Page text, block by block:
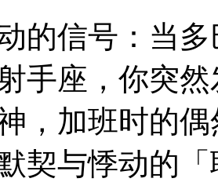
的信号：当
手座，你突
，加班时的
契与悸动的